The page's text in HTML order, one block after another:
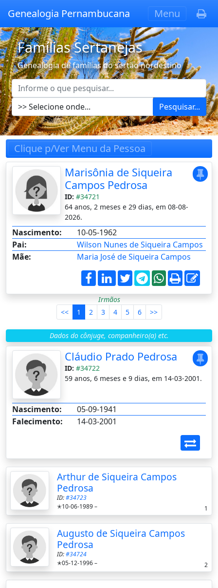
Genealogia Pernambucana Menu
Famílias Sertanejas
Genealogia de famílias do sertão nordestino
Pesquisar...
Clique p/Ver Menu da Pessoa
Marisônia de Siqueira
Campos Pedrosa
ID: #34721
64 anos, 2 meses e 29 dias, em 08-08-
2026.
Nascimento:
10-05-1962
Pai:
Wilson Nunes de Siqueira Campos
Mãe:
Maria José de Siqueira Campos
Irmãos
<<
1 2 3 4 5 6 >>
Dados do cônjuge, companheiro(a) etc.
Cláudio Prado Pedrosa
ID: #34722
59 anos, 6 meses e 9 dias, em 14-03-2001.
Nascimento:
05-09-1941
Falecimento:
14-03-2001
Arthur de Siqueira Campos
Pedrosa
ID:#34723
✭10-06-1989 –
1
Augusto de Siqueira Campos
Pedrosa
ID:#34724
✭05-12-1996 –
2